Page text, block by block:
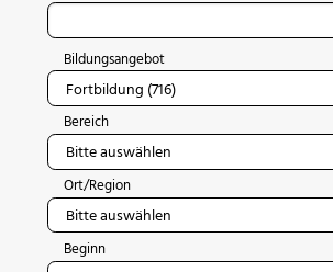
Bildungsangebot
Bereich
Ort/Region
Beginn